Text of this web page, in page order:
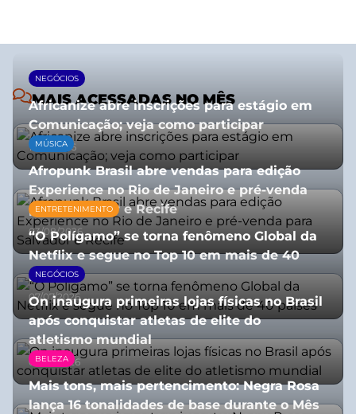
MAIS ACESSADAS NO MÊS
NEGÓCIOS
Africanize abre inscrições para estágio em
Comunicação; veja como participar
13/01/2026
MÚSICA
Afropunk Brasil abre vendas para edição
Experience no Rio de Janeiro e pré-venda
para Salvador e Recife
03/08/2026
ENTRETENIMENTO
“O Polígamo” se torna fenômeno Global da
Netflix e segue no Top 10 em mais de 40
países
07/07/2026
NEGÓCIOS
On inaugura primeiras lojas físicas no Brasil
após conquistar atletas de elite do
atletismo mundial
07/07/2026
BELEZA
Mais tons, mais pertencimento: Negra Rosa
lança 16 tonalidades de base durante o Mês